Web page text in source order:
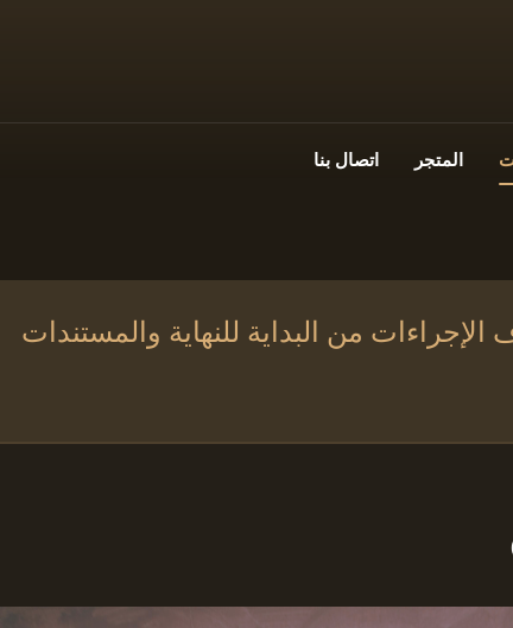
المتجر اتصال بنا
من البداية للنهاية والمستندات